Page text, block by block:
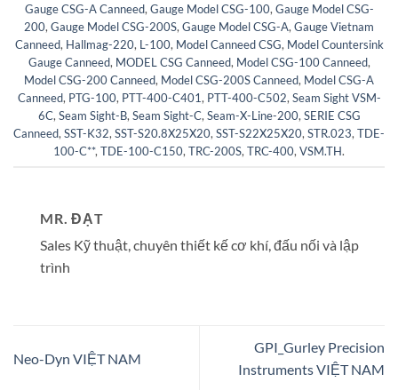
Gauge CSG-A Canneed, Gauge Model CSG-100, Gauge Model CSG-
200, Gauge Model CSG-200S, Gauge Model CSG-A, Gauge Vietnam
Canneed, Hallmag-220, L-100, Model Canneed CSG, Model Countersink
Gauge Canneed, MODEL CSG Canneed, Model CSG-100 Canneed,
Model CSG-200 Canneed, Model CSG-200S Canneed, Model CSG-A
Canneed, PTG-100, PTT-400-C401, PTT-400-C502, Seam Sight VSM-
6C, Seam Sight-B, Seam Sight-C, Seam-X-Line-200, SERIE CSG
Canneed, SST-K32, SST-S20.8X25X20, SST-S22X25X20, STR.023, TDE-
100-C**, TDE-100-C150, TRC-200S, TRC-400, VSM.TH.
MR. ĐẠT
Sales Kỹ thuật, chuyên thiết kế cơ khí, đấu nối và lập
trình
Neo-Dyn VIỆT NAM
GPI_Gurley Precision
Instruments VIỆT NAM